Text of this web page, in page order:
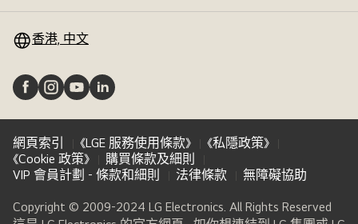
換 香港, 中文
網頁索引 《LGE 服務使用條款》
《私隱政策》
《Cookie 政策》
購買條款及細則
VIP 會員計劃 - 條款和細則
法律條款 無障礙協助
Copyright © 2009-2024 LG Electronics. All Rights Reserved